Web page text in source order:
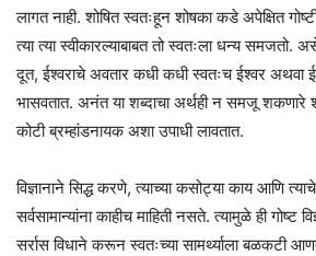
लागत नाही. शोषित स्वतःहून शोषका कडे अपेक्षित
त्या त्या स्वीकारल्याबाबत तो स्वतःला धन्य समजतो.
दूत, ईश्वराचे अवतार कधी कधी स्वतःच ईश्वर अथवा
भासवतात. अनंत या शब्दाचा अर्थही न समजू शकणारे
कोटी ब्रम्हांडनायक अशा उपाधी लावतात.
विज्ञानाने सिद्ध करणे, त्याच्या कसोट्या काय आणि
सर्वसामान्यांना काहीच माहिती नसते. त्यामुळे ही गोष्ट
सर्रास विधाने करून स्वतःच्या सामर्थ्याला बळकटी